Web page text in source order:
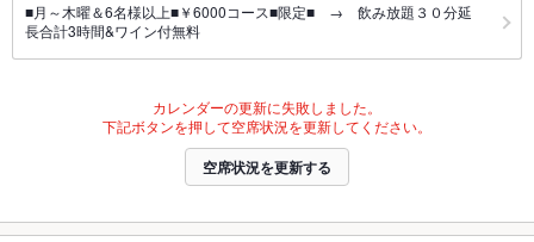
■月～木曜＆6名様以上■￥6000コース■限定■ → 飲み放題３０分延
長合計3時間&ワイン付無料
カレンダーの更新に失敗しました。
下記ボタンを押して空席状況を更新してください。
空席状況を更新する